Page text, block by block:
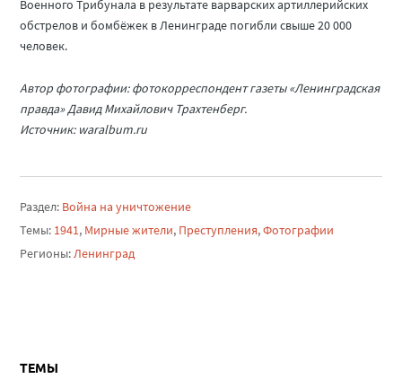
Военного Трибунала в результате варварских артиллерийских
обстрелов и бомбёжек в Ленинграде погибли свыше 20 000
человек.
Автор фотографии: фотокорреспондент газеты «Ленинградская
правда» Давид Михайлович Трахтенберг.
Источник: waralbum.ru
Раздел: Война на уничтожение
Темы: 1941, Мирные жители, Преступления,Фотографии
Регионы:Ленинград
ТЕМЫ